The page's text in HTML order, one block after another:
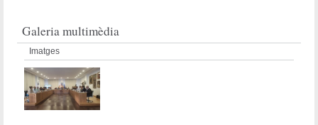
Galeria multimèdia
Imatges